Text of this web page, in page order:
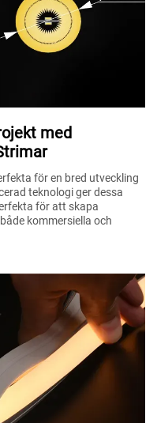
med
för en bred utveckling
teknologi ger dessa
för att skapa
kommersiella och